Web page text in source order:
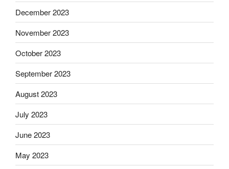
December 2023
November 2023
October 2023
September 2023
August 2023
July 2023
June 2023
May 2023